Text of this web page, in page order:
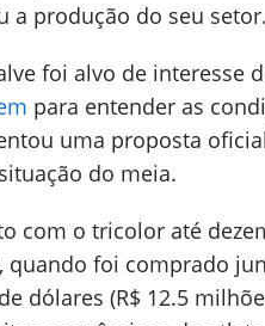
a produção do seu
foi alvo de interesse
para entender as
uma proposta
do meia.
com o tricolor até
quando foi comprado
dólares (R$ 12.5